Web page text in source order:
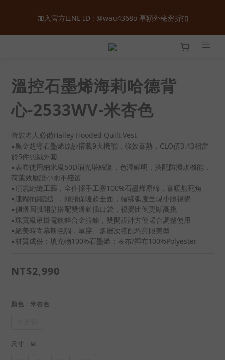
００  購物金 ‧ 累積會員等級最高享正價  ８  折起
加入官方LINE ID : @wau4368o 享額外秘密折扣
全館購物滿  ＄１８００  即享免運 ‧ 首次加入會員立即獲得  ＄１
溫控石墨烯海莉哈德背
心-2533WV-米杏色
時裝名人必備Hailey Hooded Quilt Vest
▪黑金超導石墨烯原紗搭載9大機能，強效蓄熱，CLO值3.43相當
於5件羽絨外套
▪表布使用納米級50D消光塔絲隆，色澤鮮明，搭配防潑水機能，
荷葉效應讓小雨不殘留
▪頂規絎縫工藝，全件採手工塞100%石墨烯原綿，蓄暖無死角
▪連帽抽繩設計，頭頸保暖超全面，帽緣弧度呈現小臉視覺
▪側邊圓弧開岔搭配雙邊斜插口袋，視覺比例更顯高挑
▪珠寶級吊掛電鍍鋅合金拉鍊，雙開設計方便場合調整使用
▪絕美時尚幕斯色調，單穿、多層次搭配均亮眼美型
▪材質成份：填充物100%石墨烯；表布/裡布100%Polyester
NT$2,990
顏色 : 米杏色
尺寸 : M